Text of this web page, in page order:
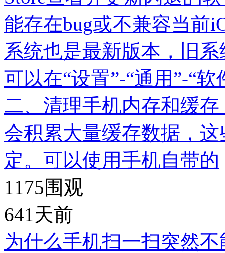
能存在bug或不兼容当前
系统也是最新版本，旧
可以在“设置”-“通用”-“
二、清理手机内存和缓
会积累大量缓存数据，
定。可以使用手机自带的
1175围观
641天前
为什么手机扫一扫突然